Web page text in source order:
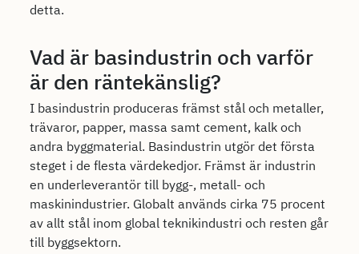
detta.
Vad är basindustrin och varför
är den räntekänslig?
I basindustrin produceras främst stål och metaller,
trävaror, papper, massa samt cement, kalk och
andra byggmaterial. Basindustrin utgör det första
steget i de flesta värdekedjor. Främst är industrin
en underleverantör till bygg-, metall- och
maskinindustrier. Globalt används cirka 75 procent
av allt stål inom global teknikindustri och resten går
till byggsektorn.